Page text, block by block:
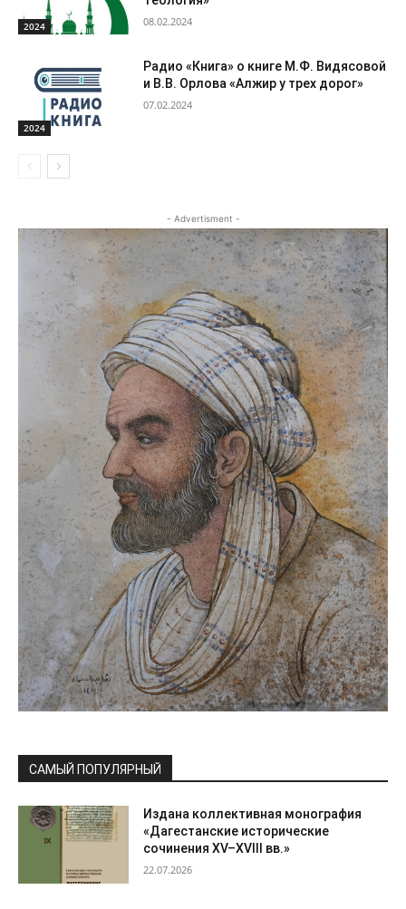
2024 08.02.2024
2024
Радио «Книга» о книге М.Ф. Видясовой
и В.В. Орлова «Алжир у трех дорог»
07.02.2024
- Advertisment -
САМЫЙ ПОПУЛЯРНЫЙ
Издана коллективная монография
«Дагестанские исторические
сочинения XV–XVIII вв.»
22.07.2026